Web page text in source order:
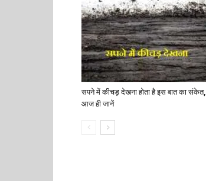
सपने में कीचड़ देखना होता है इस बात का संकेत,
आज ही जानें